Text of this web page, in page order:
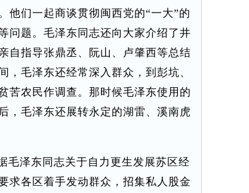
他们一起商谈贯彻闽西党的“一大”的
问题。毛泽东同志还向大家介绍了井
自指导张鼎丞、阮山、卢肇西等总结
，毛泽东还经常深入群众，到彭坑、
苦农民作调查。那时候毛泽东使用的
，毛泽东还展转永定的湖雷、溪南虎
泽东同志关于自力更生发展苏区经
求各区着手发动群众，招集私人股金